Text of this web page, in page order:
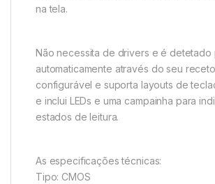
na tela.
Não necessita de drivers e é detetado
automaticamente através do seu
configurável e suporta layouts de
e inclui LEDs e uma campainha para
estados de leitura.
As especificações técnicas:
Tipo: CMOS